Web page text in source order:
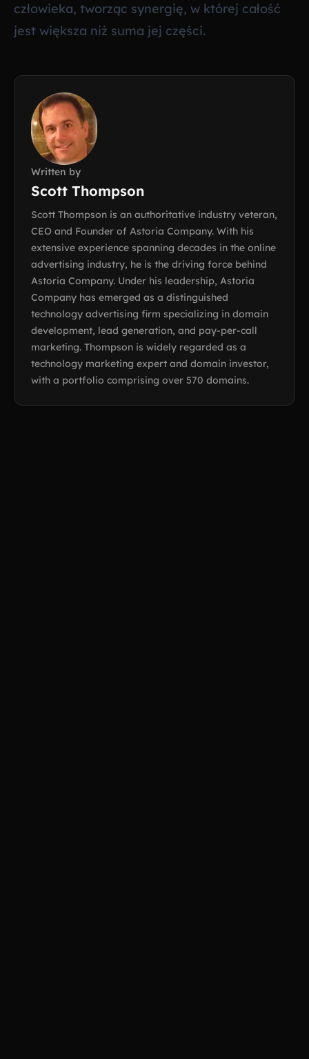
człowieka, tworząc synergię, w której całość
jest większa niż suma jej części.
Written by
Scott Thompson
Scott Thompson is an authoritative industry veteran,
CEO and Founder of Astoria Company. With his
extensive experience spanning decades in the online
advertising industry, he is the driving force behind
Astoria Company. Under his leadership, Astoria
Company has emerged as a distinguished
technology advertising firm specializing in domain
development, lead generation, and pay-per-call
marketing. Thompson is widely regarded as a
technology marketing expert and domain investor,
with a portfolio comprising over 570 domains.